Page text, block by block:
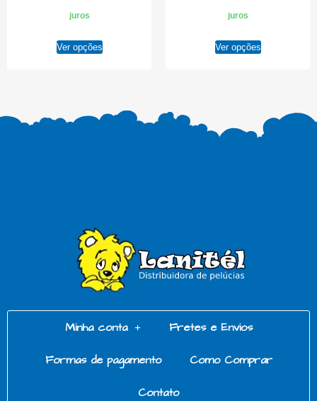
juros
Ver opções
juros
Ver opções
Minha conta Fretes e Envios
Formas de pagamento Como Comprar
Contato